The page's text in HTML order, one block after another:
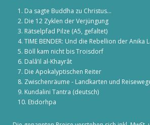
Da sagte Buddha zu Christus...
Die 12 Zyklen der Verjüngung
Rätselpfad Pilze (A5, gefaltet)
TIME BENDER: Und die Rebellion der Anika
Böll kam nicht bis Troisdorf
Dalâ’il al-Khayrât
Die Apokalyptischen Reiter
Zwischenräume - Landkarten und
Kundalini Tantra (deutsch)
Etidorhpa